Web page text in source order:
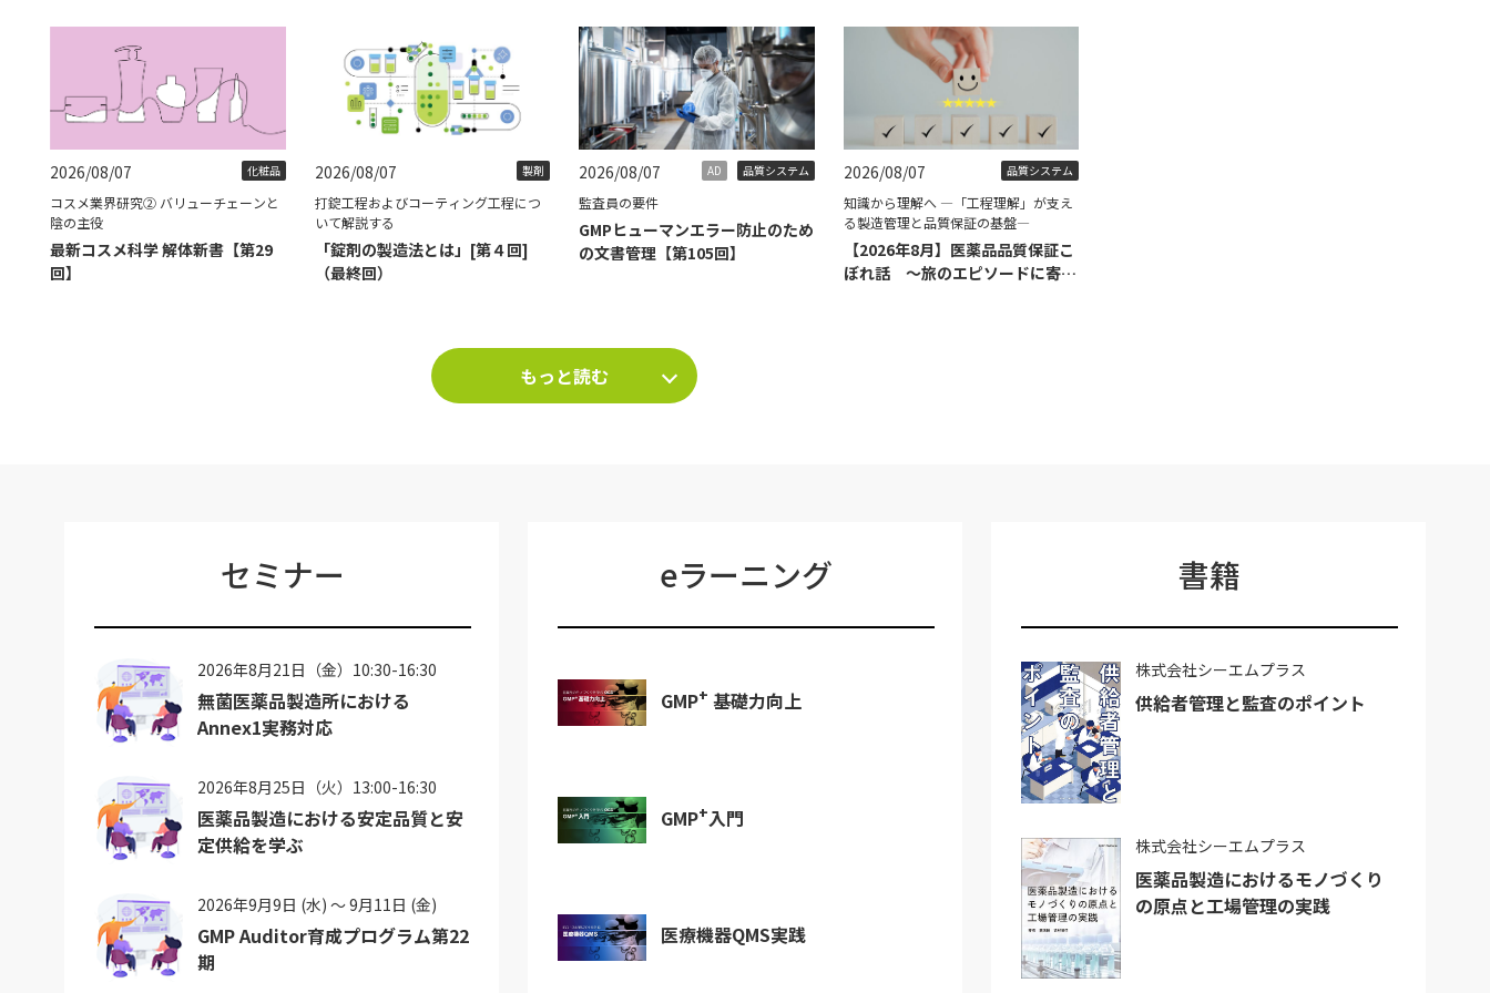
2026/08/07 化粧品
コスメ業界研究② バリューチェーンと
陰の主役
最新コスメ科学 解体新書【第29
回】
2026/08/07 製剤
打錠工程およびコーティング工程につ
いて解説する
「錠剤の製造法とは」[第４回]
（最終回）
2026/08/07 AD 品質システム
監査員の要件
GMPヒューマンエラー防止のため
の文書管理【第105回】
2026/08/07 品質システム
知識から理解へ ―「工程理解」が支え
る製造管理と品質保証の基盤―
【2026年8月】医薬品品質保証こ
ぼれ話 ～旅のエピソードに寄せ
もっと読む
セミナー
2026年8月21日（金）10:30-16:30
無菌医薬品製造所における
Annex1実務対応
2026年8月25日（火）13:00-16:30
医薬品製造における安定品質と安
定供給を学ぶ
2026年9月9日 (水) ～ 9月11日 (金)
GMP Auditor育成プログラム第22
期
eラーニング
GMP+ 基礎力向上
GMP+入門
医療機器QMS実践
書籍
株式会社シーエムプラス
供給者管理と監査のポイント
株式会社シーエムプラス
医薬品製造におけるモノづくり
の原点と工場管理の実践